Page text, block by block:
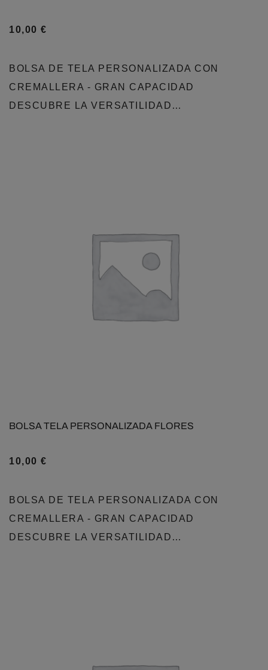
10,00 €
BOLSA DE TELA PERSONALIZADA CON
CREMALLERA - GRAN CAPACIDAD
DESCUBRE LA VERSATILIDAD…
BOLSA TELA PERSONALIZADA FLORES
10,00 €
BOLSA DE TELA PERSONALIZADA CON
CREMALLERA - GRAN CAPACIDAD
DESCUBRE LA VERSATILIDAD…